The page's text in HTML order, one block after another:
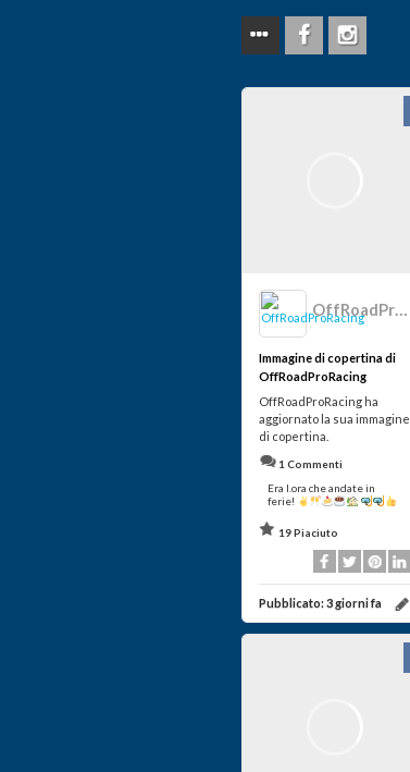
OffRoadProRacing
Immagine di copertina di
OffRoadProRacing
OffRoadProRacing ha
aggiornato la sua immagine
di copertina.
1 Commenti
Era l.ora che andate in
ferie!
19 Piaciuto
Pubblicato:3 giorni fa